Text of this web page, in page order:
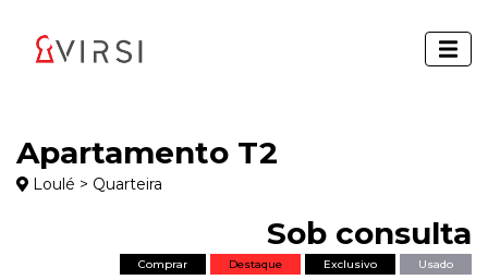
Apartamento T2
Loulé > Quarteira
Sob consulta
Comprar Destaque Exclusivo Usado